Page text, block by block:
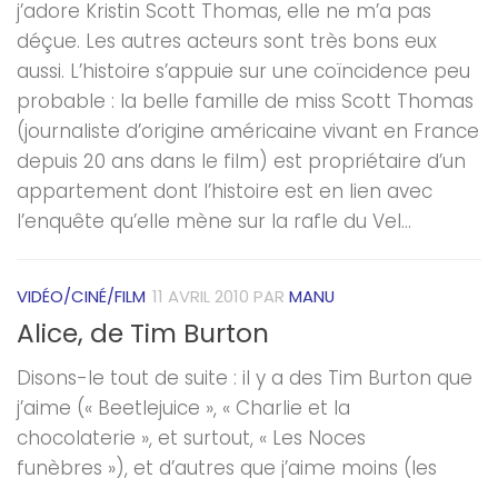
j’adore Kristin Scott Thomas, elle ne m’a pas
déçue. Les autres acteurs sont très bons eux
aussi. L’histoire s’appuie sur une coïncidence peu
probable : la belle famille de miss Scott Thomas
(journaliste d’origine américaine vivant en France
depuis 20 ans dans le film) est propriétaire d’un
appartement dont l’histoire est en lien avec
l’enquête qu’elle mène sur la rafle du Vel...
VIDÉO/CINÉ/FILM 11 AVRIL 2010 PAR MANU
Alice, de Tim Burton
Disons-le tout de suite : il y a des Tim Burton que
j’aime (« Beetlejuice », « Charlie et la
chocolaterie », et surtout, « Les Noces
funèbres »), et d’autres que j’aime moins (les